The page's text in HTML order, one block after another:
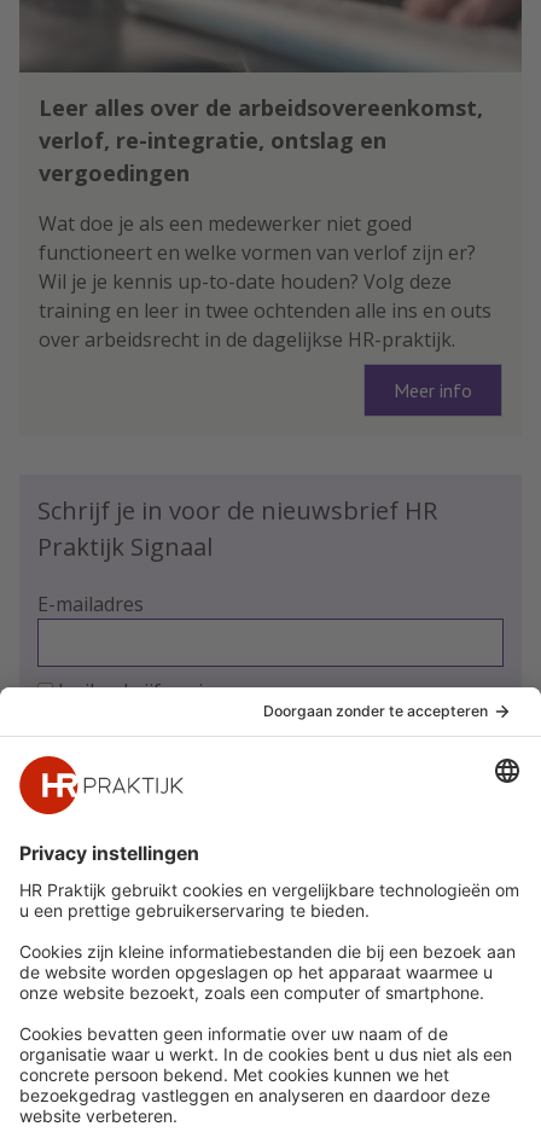
Leer alles over de arbeidsovereenkomst,
verlof, re-integratie, ontslag en
vergoedingen
Wat doe je als een medewerker niet goed
functioneert en welke vormen van verlof zijn er?
Wil je je kennis up-to-date houden? Volg deze
training en leer in twee ochtenden alle ins en outs
over arbeidsrecht in de dagelijkse HR-praktijk.
Meer info
Schrijf je in voor de nieuwsbrief HR
Praktijk Signaal
E-mailadres
Ja, ik schrijf me in
Snel naar
Nieuws
Whitepapers
Webinars
Word lid
Contact
Meer
HR Academy
HR Podcast
CHRO
HR Day